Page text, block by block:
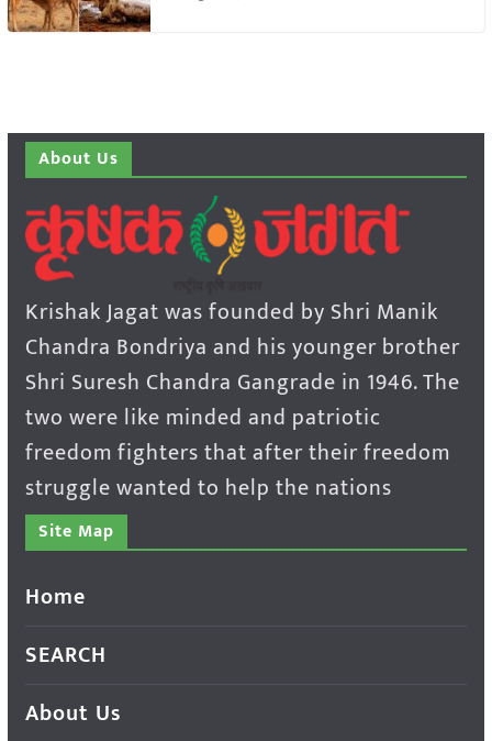
About Us
Krishak Jagat was founded by Shri Manik
Chandra Bondriya and his younger brother
Shri Suresh Chandra Gangrade in 1946. The
two were like minded and patriotic
freedom fighters that after their freedom
struggle wanted to help the nations
Site Map
Home
SEARCH
About Us